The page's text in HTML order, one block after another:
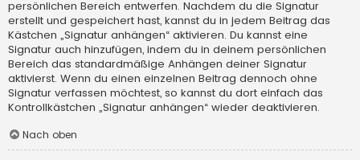
persönlichen Bereich entwerfen. Nachdem du die Signatur
erstellt und gespeichert hast, kannst du in jedem Beitrag das
Kästchen „Signatur anhängen“ aktivieren. Du kannst eine
Signatur auch hinzufügen, indem du in deinem persönlichen
Bereich das standardmäßige Anhängen deiner Signatur
aktivierst. Wenn du einen einzelnen Beitrag dennoch ohne
Signatur verfassen möchtest, so kannst du dort einfach das
Kontrollkästchen „Signatur anhängen“ wieder deaktivieren.
Nach oben